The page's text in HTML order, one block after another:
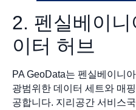
2. 펜실베이
이터 허브
PA GeoData는 펜실베이니
광범위한 데이터 세트와 매
공합니다. 지리공간 서비스